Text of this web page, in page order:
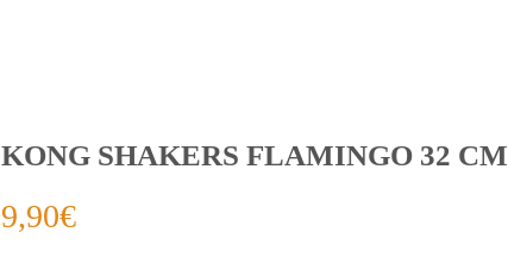
KONG SHAKERS FLAMINGO 32 CM
9,90€